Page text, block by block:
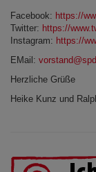
Facebook: https://
Twitter: https://
​Instagram: https://
EMail:
Herzliche Grüße
Heike Kunz und